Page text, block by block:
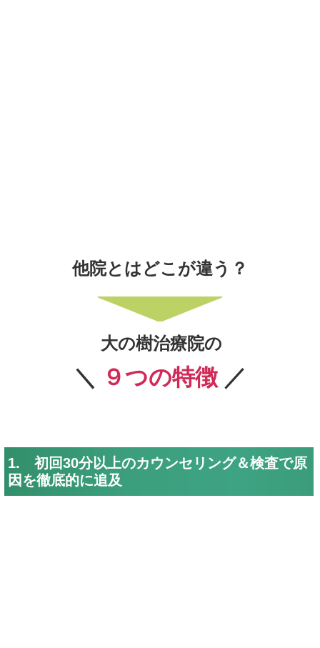
他院とはどこが違う？
大の樹治療院の
＼ ９つの特徴 ／
1. 初回30分以上のカウンセリング＆検査で原
因を徹底的に追及